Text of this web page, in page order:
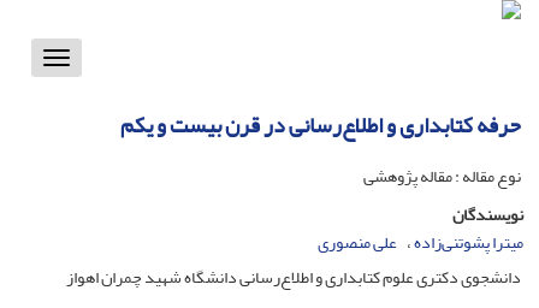
Toggle
حرفه کتابداری و اطلاع‌رسانی در قرن بیست و یکم
نوع مقاله : مقاله پژوهشی
نویسندگان
میترا پشوتنی‌زاده علی منصوری
دانشجوی دکتری علوم کتابداری و اطلاع‌رسانی دانشگاه شهید چمران اهواز